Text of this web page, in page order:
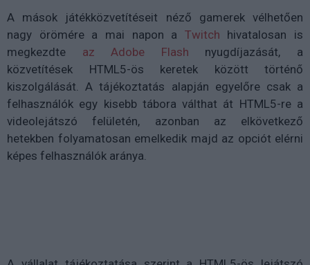
A mások játékközvetítéseit néző gamerek vélhetően
nagy örömére a mai napon a Twitch hivatalosan is
megkezdte az Adobe Flash nyugdíjazását, a
közvetítések HTML5-ös keretek között történő
kiszolgálását. A tájékoztatás alapján egyelőre csak a
felhasználók egy kisebb tábora válthat át HTML5-re a
videolejátszó felületén, azonban az elkövetkező
hetekben folyamatosan emelkedik majd az opciót elérni
képes felhasználók aránya.